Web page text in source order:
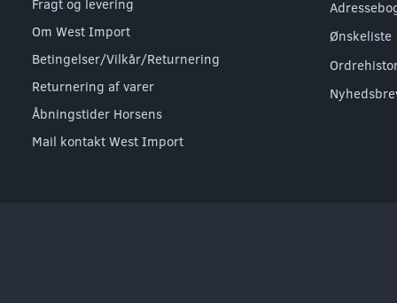
Fragt og levering
Om West Import
Betingelser/Vilkår/Returnering
Returnering af varer
Åbningstider Horsens
Mail kontakt West Import
Ønskeliste